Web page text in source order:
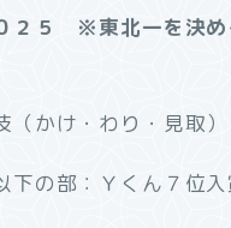
２５ ※東北一を決め
（かけ・わり・見取）
下の部：Ｙくん７位入